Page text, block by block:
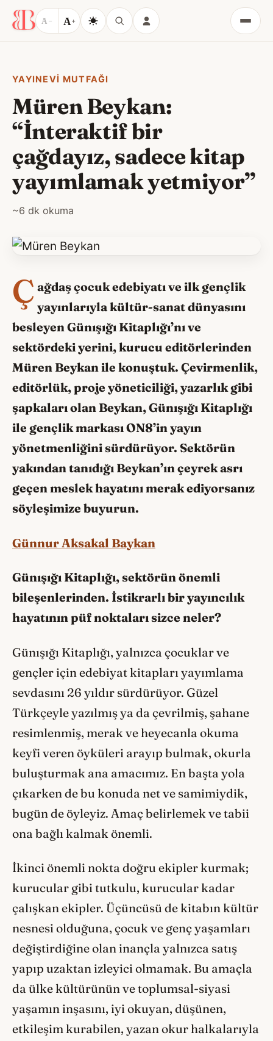
A − A+
Menü
YAYINEVI MUTFAĞI
Müren Beykan:
“İnteraktif bir
çağdayız, sadece kitap
yayımlamak yetmiyor”
~6 dk okuma
Ç ağdaş çocuk edebiyatı ve ilk gençlik
yayınlarıyla kültür-sanat dünyasını
besleyen Günışığı Kitaplığı’nı ve
sektördeki yerini, kurucu editörlerinden
Müren Beykan ile konuştuk. Çevirmenlik,
editörlük, proje yöneticiliği, yazarlık gibi
şapkaları olan Beykan, Günışığı Kitaplığı
ile gençlik markası ON8’in yayın
yönetmenliğini sürdürüyor. Sektörün
yakından tanıdığı Beykan’ın çeyrek asrı
geçen meslek hayatını merak ediyorsanız
söyleşimize buyurun.
Günnur Aksakal Baykan
Günışığı Kitaplığı, sektörün önemli
bileşenlerinden. İstikrarlı bir yayıncılık
hayatının püf noktaları sizce neler?
Günışığı Kitaplığı, yalnızca çocuklar ve
gençler için edebiyat kitapları yayımlama
sevdasını 26 yıldır sürdürüyor. Güzel
Türkçeyle yazılmış ya da çevrilmiş, şahane
resimlenmiş, merak ve heyecanla okuma
keyfi veren öyküleri arayıp bulmak, okurla
buluşturmak ana amacımız. En başta yola
çıkarken de bu konuda net ve samimiydik,
bugün de öyleyiz. Amaç belirlemek ve tabii
ona bağlı kalmak önemli.
İkinci önemli nokta doğru ekipler kurmak;
kurucular gibi tutkulu, kurucular kadar
çalışkan ekipler. Üçüncüsü de kitabın kültür
nesnesi olduğuna, çocuk ve genç yaşamları
değiştirdiğine olan inançla yalnızca satış
yapıp uzaktan izleyici olmamak. Bu amaçla
da ülke kültürünün ve toplumsal-siyasi
yaşamın inşasını, iyi okuyan, düşünen,
etkileşim kurabilen, yazan okur halkalarıyla